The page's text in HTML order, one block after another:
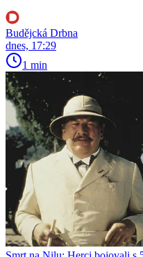
Budějcká Drbna
dnes, 17:29
1 min